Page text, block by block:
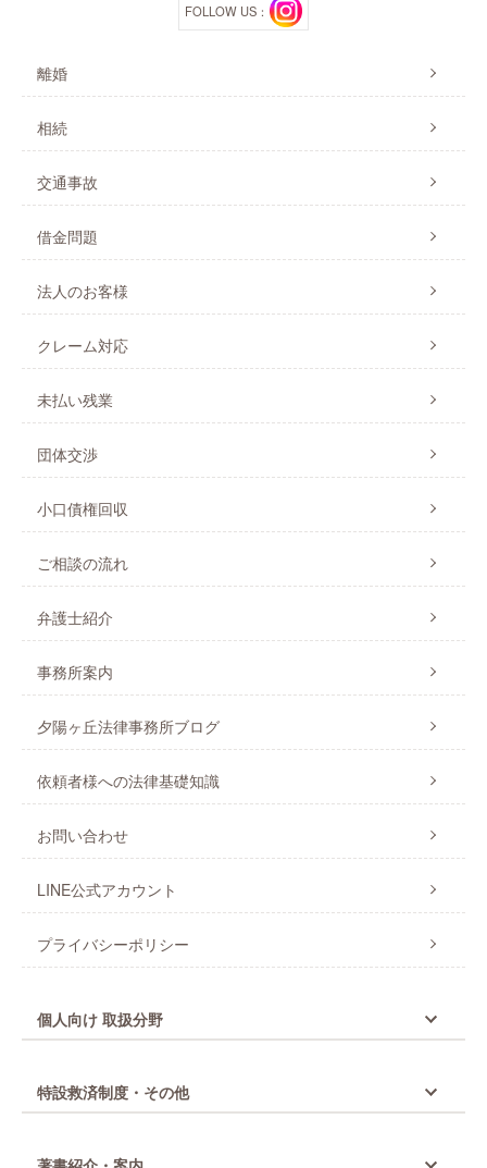
FOLLOW US：
離婚
相続
交通事故
借金問題
法人のお客様
クレーム対応
未払い残業
団体交渉
小口債権回収
ご相談の流れ
弁護士紹介
事務所案内
夕陽ヶ丘法律事務所ブログ
依頼者様への法律基礎知識
お問い合わせ
LINE公式アカウント
プライバシーポリシー
個人向け 取扱分野
特設救済制度・その他